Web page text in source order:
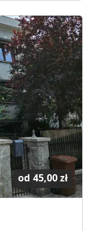
od 45,00 zł